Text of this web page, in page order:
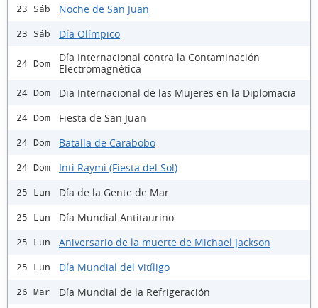
23 Sáb Noche de San Juan
23 Sáb Día Olímpico
24 Dom
Día Internacional contra la Contaminación
Electromagnética
24 Dom Dia Internacional de las Mujeres en la Diplomacia
24 Dom Fiesta de San Juan
24 Dom Batalla de Carabobo
24 Dom Inti Raymi (Fiesta del Sol)
25 Lun Día de la Gente de Mar
25 Lun Día Mundial Antitaurino
25 Lun Aniversario de la muerte de Michael Jackson
25 Lun Día Mundial del Vitíligo
26 Mar Día Mundial de la Refrigeración